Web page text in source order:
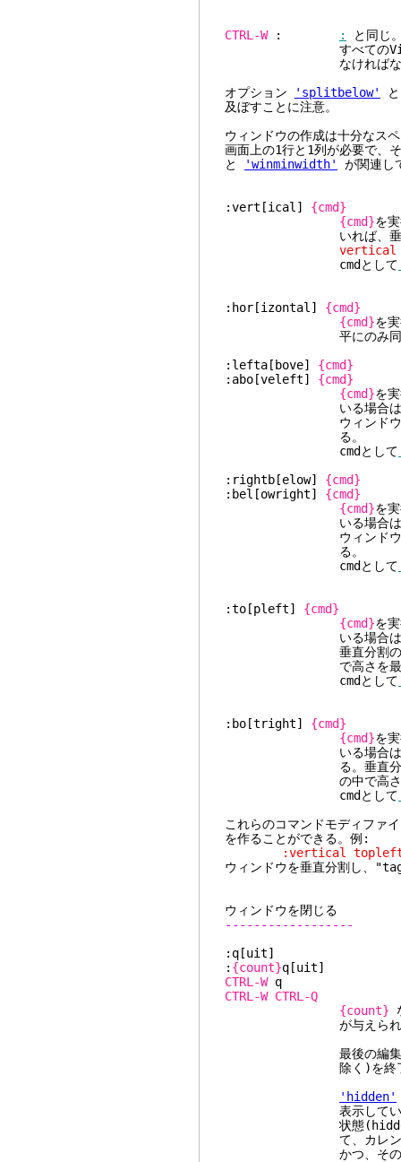
CTRL-W: :
と同じ
すべてのVimコ
なければならない端
オプション
'splitbelow'
及ぼすことに注意。
ウィンドウの作成は十分なス
画面上の1行と1列が必要で、
と
'winminwidth' が関連し
:vert[ical] {cmd}
{cmd}を
いれば、垂直分
vertical
cmdとして
:hor[izontal] {cmd}
{cmd}を
平にのみ同じにする
:lefta[bove] {cmd}
:abo[veleft] {cmd}
{cmd}を
いる場合は、垂直分割
ウィンドウを出
る。
cmdとして
:rightb[elow] {cmd}
:bel[owright] {cmd}
{cmd}を
いる場合は、垂直分割
ウィンドウを出
る。
cmdとして
:to[pleft] {cmd}
{cmd}を
いる場合は、最上段に
垂直分割のときはウィ
で高さを最大に
cmdとして
:bo[tright] {cmd}
{cmd}を
いる場合は、最下段に
る。垂直分割のときは
の中で高さを最
cmdとして
これらのコマンドモディファ
を作ることができる。例:
:vertical topleft
ウィンドウを垂直分割し、
ウィンドウを閉じる
------------------
:q[uit]
: {count}
CTRL-W
CTRL-W CTRL-Q
{count}
が与えられた
最後の編集ウィンドウ
除く)を終了する
'hidden'
表示しているウィンド
状態(hidden)
て、カレントバッファ
かつ、そのバッファが